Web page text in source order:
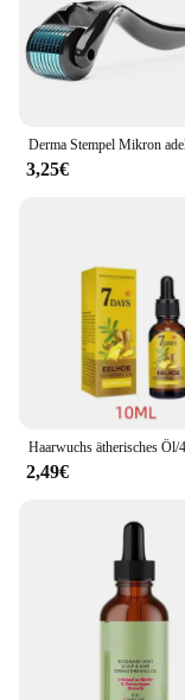
3,25€
2,49€